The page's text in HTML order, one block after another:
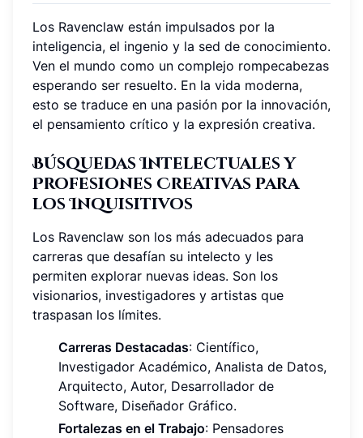
Los Ravenclaw están impulsados por la
inteligencia, el ingenio y la sed de conocimiento.
Ven el mundo como un complejo rompecabezas
esperando ser resuelto. En la vida moderna,
esto se traduce en una pasión por la innovación,
el pensamiento crítico y la expresión creativa.
Búsquedas Intelectuales y
Profesiones Creativas para
los Inquisitivos
Los Ravenclaw son los más adecuados para
carreras que desafían su intelecto y les
permiten explorar nuevas ideas. Son los
visionarios, investigadores y artistas que
traspasan los límites.
Carreras Destacadas: Científico,
Investigador Académico, Analista de Datos,
Arquitecto, Autor, Desarrollador de
Software, Diseñador Gráfico.
Fortalezas en el Trabajo: Pensadores